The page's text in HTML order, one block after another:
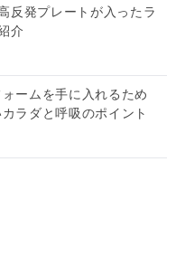
反発プレートが入ったラ
介
ームを手に入れるため
ラダと呼吸のポイント